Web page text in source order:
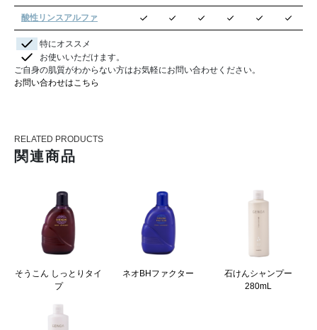
酸性リンスアルファ
特にオススメ
お使いいただけます。
ご自身の肌質がわからない方はお気軽にお問い合わせください。
お問い合わせはこちら
RELATED PRODUCTS
関連商品
そうこん しっとりタイ
プ
ネオBHファクター
石けんシャンプー
280mL